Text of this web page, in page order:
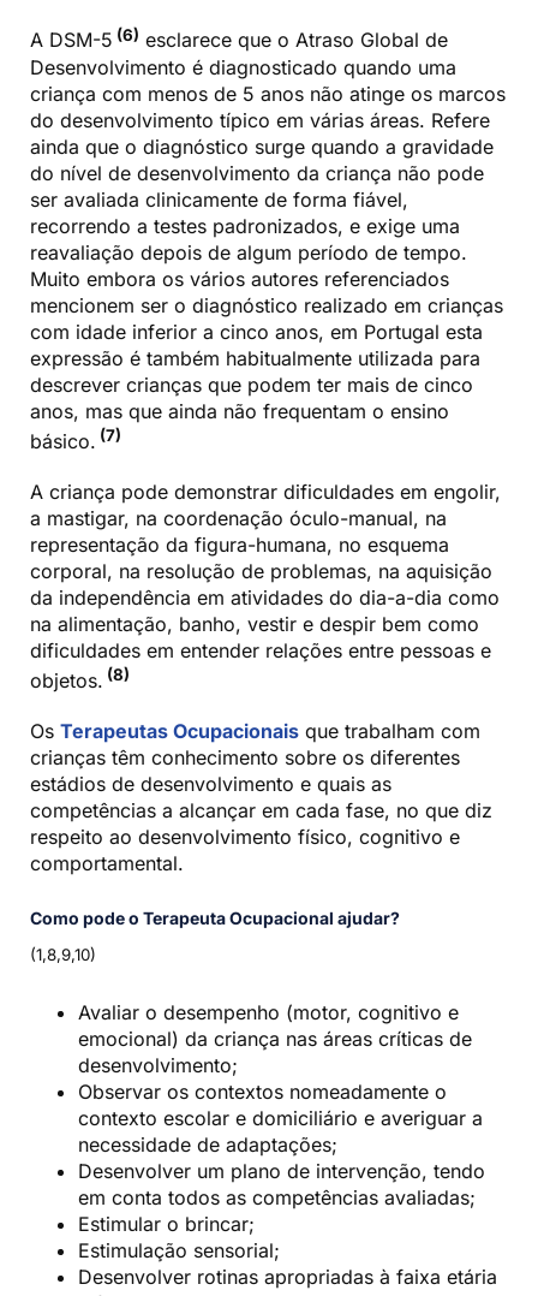
A DSM-5 (6) esclarece que o Atraso Global de
Desenvolvimento é diagnosticado quando uma
criança com menos de 5 anos não atinge os marcos
do desenvolvimento típico em várias áreas. Refere
ainda que o diagnóstico surge quando a gravidade
do nível de desenvolvimento da criança não pode
ser avaliada clinicamente de forma fiável,
recorrendo a testes padronizados, e exige uma
reavaliação depois de algum período de tempo.
Muito embora os vários autores referenciados
mencionem ser o diagnóstico realizado em crianças
com idade inferior a cinco anos, em Portugal esta
expressão é também habitualmente utilizada para
descrever crianças que podem ter mais de cinco
anos, mas que ainda não frequentam o ensino
básico. (7)
A criança pode demonstrar dificuldades em engolir,
a mastigar, na coordenação óculo-manual, na
representação da figura-humana, no esquema
corporal, na resolução de problemas, na aquisição
da independência em atividades do dia-a-dia como
na alimentação, banho, vestir e despir bem como
dificuldades em entender relações entre pessoas e
objetos. (8)
Os Terapeutas Ocupacionaisque trabalham com
crianças têm conhecimento sobre os diferentes
estádios de desenvolvimento e quais as
competências a alcançar em cada fase, no que diz
respeito ao desenvolvimento físico, cognitivo e
comportamental.
Como pode o Terapeuta Ocupacional ajudar?
(1,8,9,10)
Avaliar o desempenho (motor, cognitivo e
emocional) da criança nas áreas críticas de
desenvolvimento;
Observar os contextos nomeadamente o
contexto escolar e domiciliário e averiguar a
necessidade de adaptações;
Desenvolver um plano de intervenção, tendo
em conta todos as competências avaliadas;
Estimular o brincar;
Estimulação sensorial;
Desenvolver rotinas apropriadas à faixa etária